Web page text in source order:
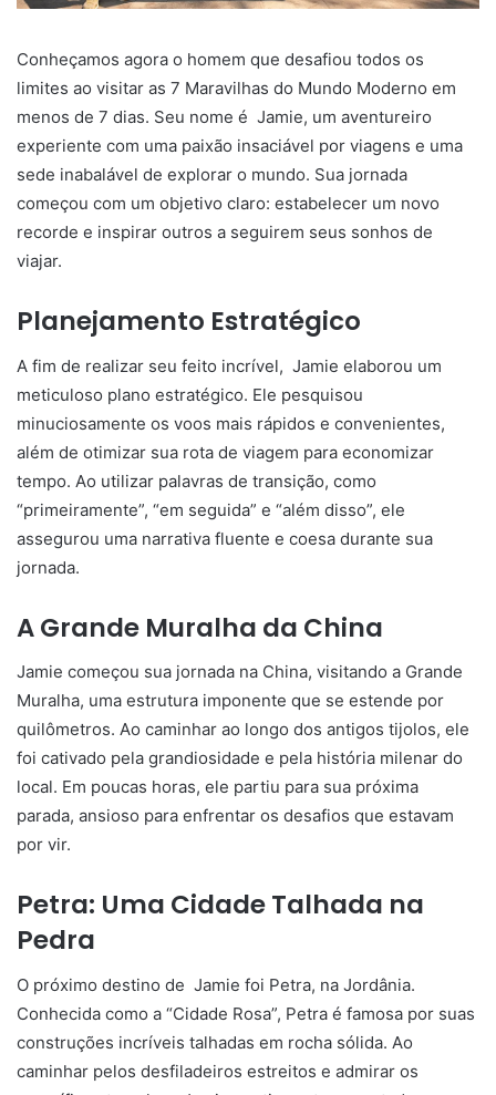
Conheçamos agora o homem que desafiou todos os
limites ao visitar as 7 Maravilhas do Mundo Moderno em
menos de 7 dias. Seu nome é Jamie, um aventureiro
experiente com uma paixão insaciável por viagens e uma
sede inabalável de explorar o mundo. Sua jornada
começou com um objetivo claro: estabelecer um novo
recorde e inspirar outros a seguirem seus sonhos de
viajar.
Planejamento Estratégico
A fim de realizar seu feito incrível, Jamie elaborou um
meticuloso plano estratégico. Ele pesquisou
minuciosamente os voos mais rápidos e convenientes,
além de otimizar sua rota de viagem para economizar
tempo. Ao utilizar palavras de transição, como
“primeiramente”, “em seguida” e “além disso”, ele
assegurou uma narrativa fluente e coesa durante sua
jornada.
A Grande Muralha da China
Jamie começou sua jornada na China, visitando a Grande
Muralha, uma estrutura imponente que se estende por
quilômetros. Ao caminhar ao longo dos antigos tijolos, ele
foi cativado pela grandiosidade e pela história milenar do
local. Em poucas horas, ele partiu para sua próxima
parada, ansioso para enfrentar os desafios que estavam
por vir.
Petra: Uma Cidade Talhada na
Pedra
O próximo destino de Jamie foi Petra, na Jordânia.
Conhecida como a “Cidade Rosa”, Petra é famosa por suas
construções incríveis talhadas em rocha sólida. Ao
caminhar pelos desfiladeiros estreitos e admirar os